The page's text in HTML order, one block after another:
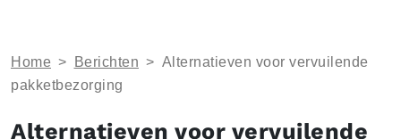
Home > Berichten > Alternatieven voor vervuilende
pakketbezorging
Alternatieven voor vervuilende